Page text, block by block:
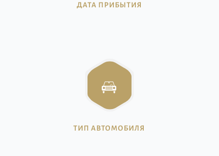
ДАТА ПРИБЫТИЯ
ТИП АВТОМОБИЛЯ